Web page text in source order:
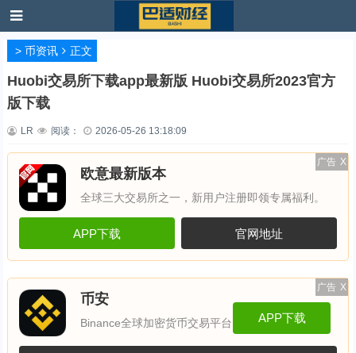
> 币资讯 正文
Huobi交易所下载app最新版 Huobi交易所2023官方
版下载
LR 阅读： 2026-05-26 13:18:09
广告 X
欧意最新版本
全球三大交易所之一，新用户注册即领专属福利。
APP下载 官网地址
广告 X
币安
Binance全球加密货币交易平台 APP下载